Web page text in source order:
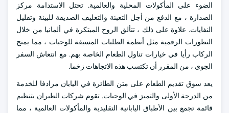
الضوء على المأكولات المحلية والعالمية. تحتل الاستدامة مركز
الصدارة ، مع الدفع من أجل التعبئة والتغليف الصديقة للبيئة وتقليل
النفايات. علاوة على ذلك ، تتألق الروح المبتكرة في ألمانيا من خلال
التطورات الرقمية مثل أنظمة الطلبات المسبقة للوجبات ، مما يمنح
الركاب رأيا في خيارات تناول الطعام الخاصة بهم. مع انتعاش السفر
الجوي ، من المقرر أن تكتسب هذه الاتجاهات زخما.
يعد سوق تقديم الطعام على متن الطائرة في اليابان مرادفا للخدمة
من الدرجة الأولى والتميز في الوجبات. تقوم شركات الطيران بتنظيم
قائمة تجمع بين الأطباق اليابانية التقليدية والمأكولات العالمية ، مما